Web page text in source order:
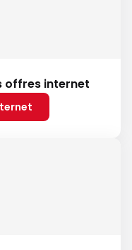
offres internet